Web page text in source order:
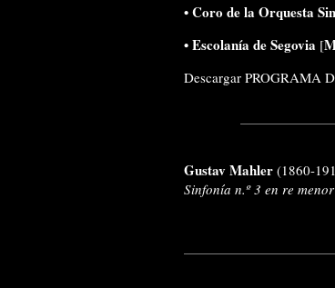
•Coro de la Orquesta
•Escolanía de Segovia [
Descargar PROGRAMA
Gustav Mahler (1860-
Sinfonía n.º 3 en re menor